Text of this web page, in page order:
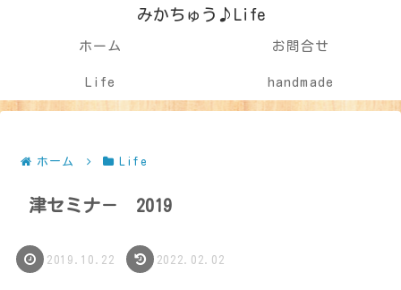
みかちゅう♪Life
ホーム お問合せ
Life handmade
ホーム Life
津セミナ－ 2019
2019.10.22 2022.02.02